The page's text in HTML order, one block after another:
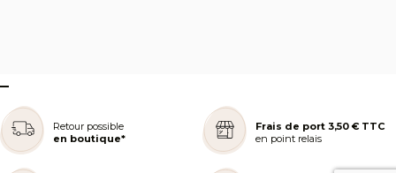
–
Retour possible
en boutique*
Frais de port 3,50 € TTC
en point relais